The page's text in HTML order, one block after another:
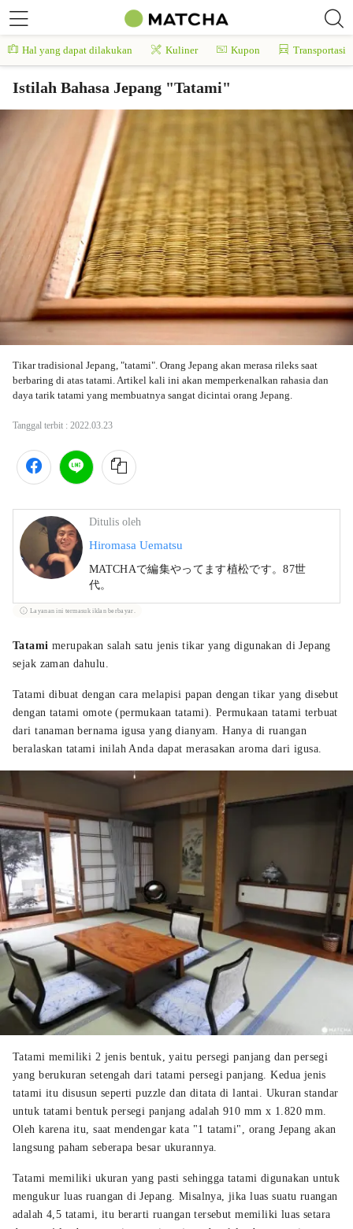
Hal yang dapat dilakukan Kuliner Kupon Transportasi
Istilah Bahasa Jepang "Tatami"
Tikar tradisional Jepang, "tatami". Orang Jepang akan merasa rileks saat
berbaring di atas tatami. Artikel kali ini akan memperkenalkan rahasia dan
daya tarik tatami yang membuatnya sangat dicintai orang Jepang.
Tanggal terbit : 2022.03.23
Ditulis oleh
Hiromasa Uematsu
MATCHAで編集やってます植松です。87世
代。
Layanan ini termasuk iklan berbayar.
Tatami merupakan salah satu jenis tikar yang digunakan di Jepang
sejak zaman dahulu.
Tatami dibuat dengan cara melapisi papan dengan tikar yang disebut
dengan tatami omote (permukaan tatami). Permukaan tatami terbuat
dari tanaman bernama igusa yang dianyam. Hanya di ruangan
beralaskan tatami inilah Anda dapat merasakan aroma dari igusa.
Tatami memiliki 2 jenis bentuk, yaitu persegi panjang dan persegi
yang berukuran setengah dari tatami persegi panjang. Kedua jenis
tatami itu disusun seperti puzzle dan ditata di lantai. Ukuran standar
untuk tatami bentuk persegi panjang adalah 910 mm x 1.820 mm.
Oleh karena itu, saat mendengar kata "1 tatami", orang Jepang akan
langsung paham seberapa besar ukurannya.
Tatami memiliki ukuran yang pasti sehingga tatami digunakan untuk
mengukur luas ruangan di Jepang. Misalnya, jika luas suatu ruangan
adalah 4,5 tatami, itu berarti ruangan tersebut memiliki luas setara